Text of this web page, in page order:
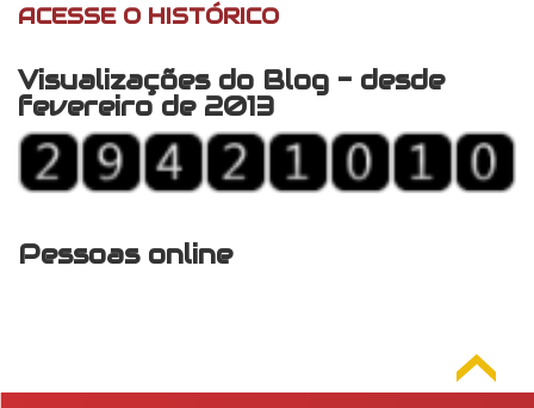
ACESSE O HISTÓRICO
Visualizações do Blog - desde
fevereiro de 2013
Pessoas online